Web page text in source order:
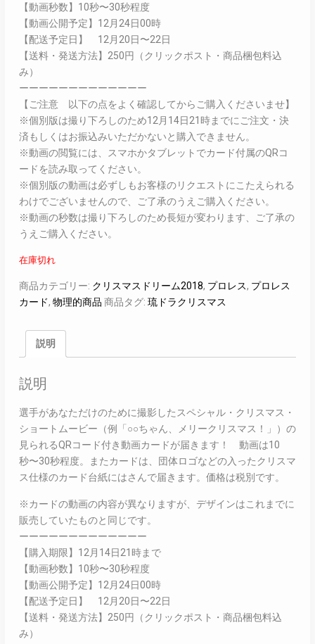
【動画秒数】10秒〜30秒程度
【動画公開予定】12月24日00時
【配送予定日】 12月20日〜22日
【送料・発送方法】250円（クリックポスト・商品梱包料込
み）
ーーーーーーーーーーーーー
【ご注意 以下の点をよく確認してからご購入くださいませ】
※個別版は撮り下ろしのため12月14日21時までにご注文・決
済もしくはお振込みいただかないと購入できません。
※動画の閲覧には、スマホかタブレットでカード付属のQRコ
ードを読み取ってください。
※個別版の動画は必ずしもお客様のリクエストにこたえられる
わけでございませんので、ご了承のうえご購入ください。
※動画の秒数は撮り下ろしのため長短が変わります、ご了承の
うえご購入ください。
在庫切れ
商品カテゴリー: クリスマスドリーム2018, プロレス, プロレス
カード, 物理的商品 商品タグ: 琉ドラクリスマス
説明
説明
選手があなただけのために撮影したスペシャル・クリスマス・
ショートムービー（例「○○ちゃん、メリークリスマス！」）の
見られるQRコード付き動画カードが届きます！ 動画は10
秒〜30秒程度。またカードは、団体ロゴなどの入ったクリスマ
ス仕様のカード台紙にはさんで届きます。価格は税別です。
※カードの動画の内容が異なりますが、デザインはこれまでに
販売していたものと同じです。
ーーーーーーーーーーーーー
【購入期限】12月14日21時まで
【動画秒数】10秒〜30秒程度
【動画公開予定】12月24日00時
【配送予定日】 12月20日〜22日
【送料・発送方法】250円（クリックポスト・商品梱包料込
み）